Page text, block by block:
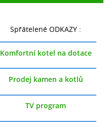
Spřátelené ODKAZY :
Komfortní kotel na dotace
Prodej kamen a kotlů
TV program